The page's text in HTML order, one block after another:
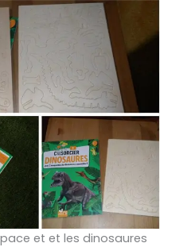
et et les dinosaures